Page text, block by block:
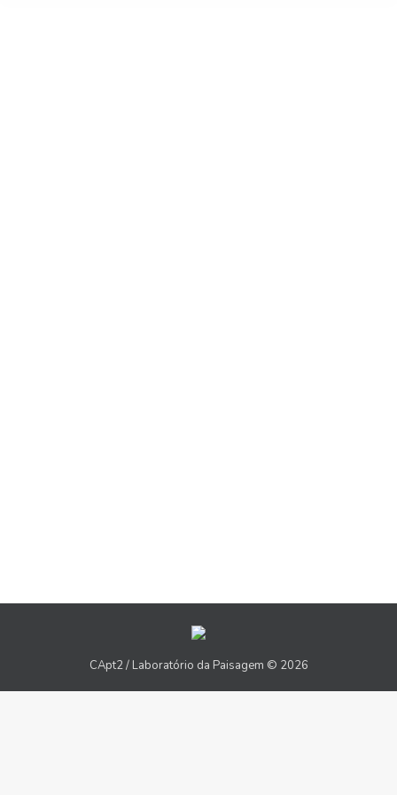
CApt2 / Laboratório da Paisagem © 2026